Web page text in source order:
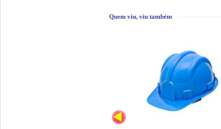
Quem viu, viu também